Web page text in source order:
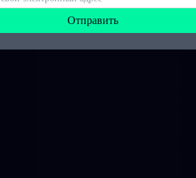
Отправить